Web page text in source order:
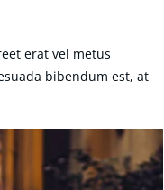
erat vel metus
bibendum est, at